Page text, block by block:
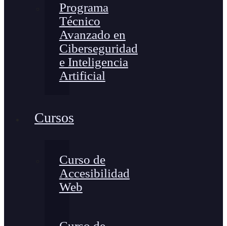
Programa
Técnico
Avanzado en
Ciberseguridad
e Inteligencia
Artificial
Cursos
Curso de
Accesibilidad
Web